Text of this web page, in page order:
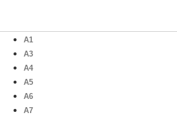
A1
A3
A4
A5
A6
A7